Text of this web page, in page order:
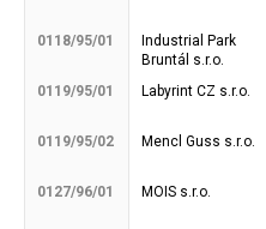
0118/95/01
Industrial Park
Bruntál s.r.o.
0119/95/01 Labyrint CZ s.r.o.
0119/95/02 Mencl Guss s.r.o.
0127/96/01 MOIS s.r.o.